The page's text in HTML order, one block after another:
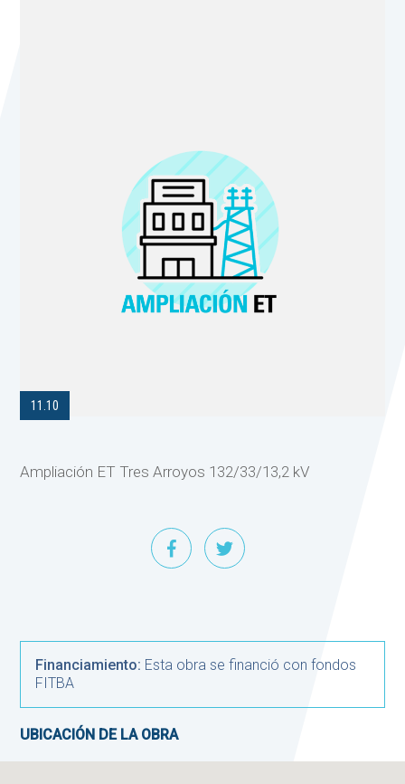
11.10
Ampliación ET Tres Arroyos 132/33/13,2 kV
Financiamiento: Esta obra se financió con fondos
FITBA
UBICACIÓN DE LA OBRA